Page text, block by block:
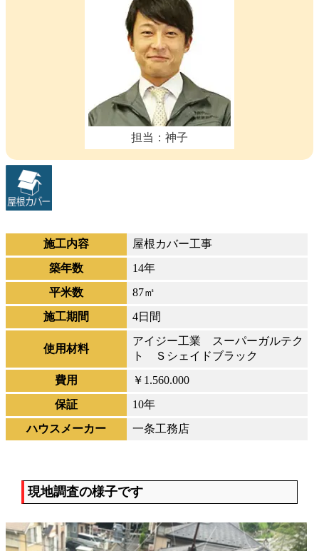
担当：神子
施工内容
屋根カバー工事
築年数
14年
平米数
87㎡
施工期間
4日間
使用材料
アイジー工業 スーパーガルテク
ト Ｓシェイドブラック
費用
￥1.560.000
保証
10年
ハウスメーカー
一条工務店
現地調査の様子です